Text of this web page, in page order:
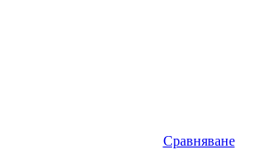
Сравняване